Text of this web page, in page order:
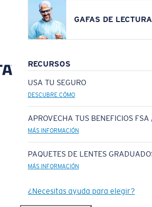
GAFAS DE LECTURA
RECURSOS
USA TU SEGURO
DESCUBRE CÓMO
APROVECHA TUS BENEFICIOS
MÁS INFORMACIÓN
PAQUETES DE LENTES
MÁS INFORMACIÓN
¿Necesitas ayuda para elegir?